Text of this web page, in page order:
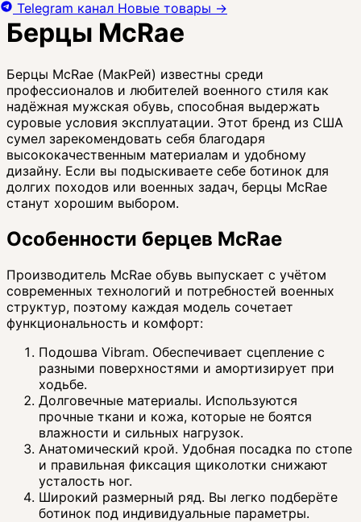
Берцы McRae
Берцы McRae (МакРей) известны среди
профессионалов и любителей военного стиля как
надёжная мужская обувь, способная выдержать
суровые условия эксплуатации. Этот бренд из США
сумел зарекомендовать себя благодаря
высококачественным материалам и удобному
дизайну. Если вы подыскиваете себе ботинок для
долгих походов или военных задач, берцы McRae
станут хорошим выбором.
Особенности берцев McRae
Производитель McRae обувь выпускает с учётом
современных технологий и потребностей военных
структур, поэтому каждая модель сочетает
функциональность и комфорт:
Подошва Vibram. Обеспечивает сцепление с
разными поверхностями и амортизирует при
ходьбе.
Долговечные материалы. Используются
прочные ткани и кожа, которые не боятся
влажности и сильных нагрузок.
Анатомический крой. Удобная посадка по стопе
и правильная фиксация щиколотки снижают
усталость ног.
Широкий размерный ряд. Вы легко подберёте
ботинок под индивидуальные параметры.
Telegram канал Новые товары →